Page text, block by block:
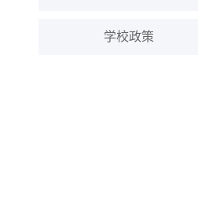
学校政策